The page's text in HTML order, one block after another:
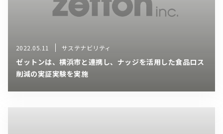
2022.05.11 サステナビリティ
ゼットンは、横浜市と連携し、ナッジを活用した食品ロス
削減の実証実験を実施